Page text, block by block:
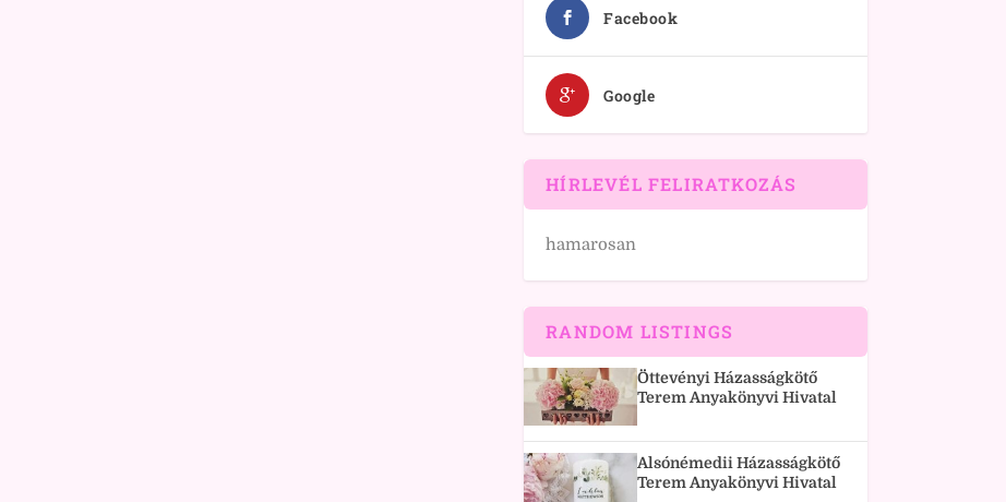
Facebook
Google
HÍRLEVÉL FELIRATKOZÁS
hamarosan
RANDOM LISTINGS
Öttevényi Házasságkötő
Terem Anyakönyvi Hivatal
Alsónémedii Házasságkötő
Terem Anyakönyvi Hivatal